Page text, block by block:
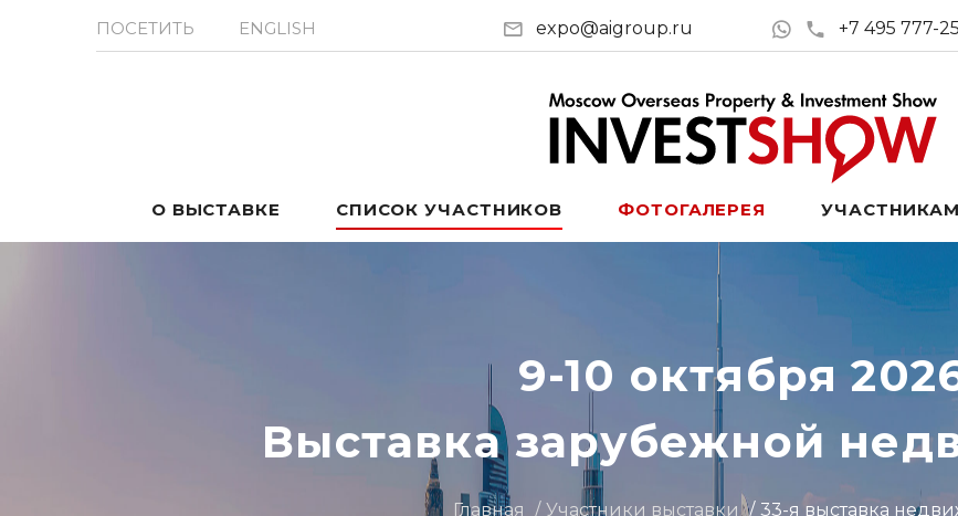
ПОСЕТИТЬ ENGLISH expo@aigroup.ru +7 495 777-
О ВЫСТАВКЕ СПИСОК УЧАСТНИКОВ ФОТОГАЛЕРЕЯ УЧАСТНИКАМ
9-10 октября
Выставка зарубежной
Главная Участники выставки 33-я выставка